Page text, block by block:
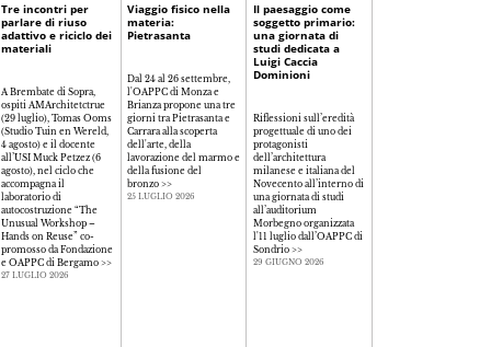
Tre incontri per
parlare di riuso
adattivo e riciclo dei
materiali
A Brembate di Sopra,
ospiti AMArchitetctrue
(29 luglio), Tomas Ooms
(Studio Tuin en Wereld,
4 agosto) e il docente
all’USI Muck Petzez (6
agosto), nel ciclo che
accompagna il
laboratorio di
autocostruzione “The
Unusual Workshop –
Hands on Reuse” co-
promosso da Fondazione
e OAPPC di Bergamo >>
27 LUGLIO 2026
Viaggio fisico nella
materia:
Pietrasanta
Dal 24 al 26 settembre,
l'OAPPC di Monza e
Brianza propone una tre
giorni tra Pietrasanta e
Carrara alla scoperta
dell'arte, della
lavorazione del marmo e
della fusione del
bronzo>>
25 LUGLIO 2026
Il paesaggio come
soggetto primario:
una giornata di
studi dedicata a
Luigi Caccia
Dominioni
Riflessioni sull’eredità
progettuale di uno dei
protagonisti
dell’architettura
milanese e italiana del
Novecento all’interno di
una giornata di studi
all’auditorium
Morbegno organizzata
l'11 luglio dall’OAPPC di
Sondrio>>
29 GIUGNO 2026